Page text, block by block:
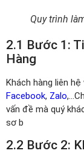
Quy trình
2.1 Bước 1:
Hàng
Khách hàng liên
Facebook, Zalo
vấn đề mà quý
sơ b
2.2 Bước 2: